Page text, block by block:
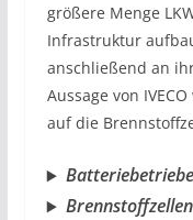
größere Menge
Infrastruktur
anschließend an
Aussage von
auf die